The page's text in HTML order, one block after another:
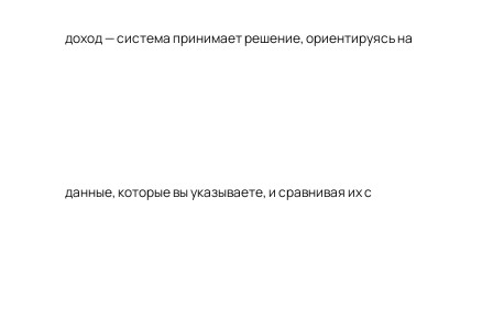
доход — система принимает решение, ориентируясь на
данные, которые вы указываете, и сравнивая их с